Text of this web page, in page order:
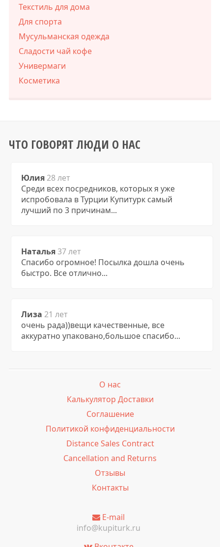
Текстиль для дома
Для спорта
Мусульманская одежда
Сладости чай кофе
Универмаги
Косметика
ЧТО ГОВОРЯТ ЛЮДИ О НАС
Юлия 28 лет
Среди всех посредников, которых я уже
испробовала в Турции Купитурк самый
лучший по 3 причинам...
Наталья37 лет
Спасибо огромное! Посылка дошла очень
быстро. Все отлично...
Лиза 21 лет
очень рада))вещи качественные, все
аккуратно упаковано,большое спасибо...
О нас
Калькулятор Доставки
Соглашение
Политикой конфиденциальности
Distance Sales Contract
Cancellation and Returns
Отзывы
Контакты
E-mail
info@kupiturk.ru